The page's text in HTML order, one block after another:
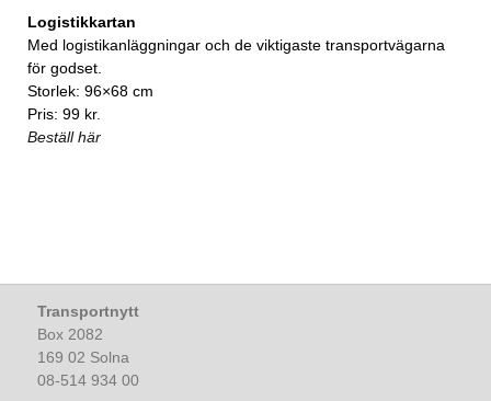
Logistikkartan
Med logistikanläggningar och de viktigaste transportvägarna
för godset.
Storlek: 96×68 cm
Pris: 99 kr.
Beställ här
Transportnytt
Box 2082
169 02 Solna
08-514 934 00